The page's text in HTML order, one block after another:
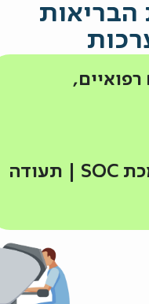
הבריאות
כולל מודול סייבר רפואי ואבטחת מכשור | הסמכת SOC | תעודה